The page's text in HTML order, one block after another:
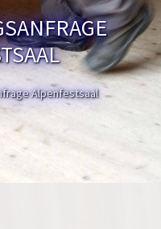
Alpenfestsaal